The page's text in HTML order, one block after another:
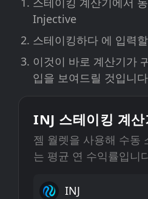
Injective
스테이킹하다 에 입력
이것이 바로 계산기가
입을 보여드릴 것입니
INJ 스테이킹 계산
젬 월렛을 사용해 수동
는 평균 연 수익률입니
INJ